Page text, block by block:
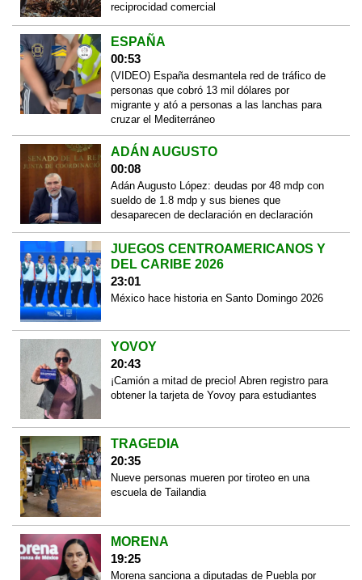
reciprocidad comercial
ESPAÑA
00:53
(VIDEO) España desmantela red de tráfico de
personas que cobró 13 mil dólares por
migrante y ató a personas a las lanchas para
cruzar el Mediterráneo
ADÁN AUGUSTO
00:08
Adán Augusto López: deudas por 48 mdp con
sueldo de 1.8 mdp y sus bienes que
desaparecen de declaración en declaración
JUEGOS CENTROAMERICANOS Y
DEL CARIBE 2026
23:01
México hace historia en Santo Domingo 2026
YOVOY
20:43
¡Camión a mitad de precio! Abren registro para
obtener la tarjeta de Yovoy para estudiantes
TRAGEDIA
20:35
Nueve personas mueren por tiroteo en una
escuela de Tailandia
MORENA
19:25
Morena sanciona a diputadas de Puebla por